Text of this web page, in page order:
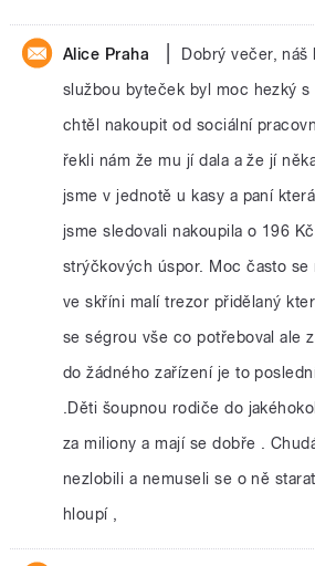
Alice Praha
Dobrý večer,
službou byteček byl moc hezký
chtěl nakoupit od sociální
řekli nám že mu jí dala a že jí
jsme v jednotě u kasy a paní
jsme sledovali nakoupila o 196
strýčkových úspor. Moc často
ve skříni malí trezor přidělaný
se ségrou vše co potřeboval ale
do žádného zařízení je to
.Děti šoupnou rodiče do
za miliony a mají se dobře .
nezlobili a nemuseli se o ně
hloupí ,